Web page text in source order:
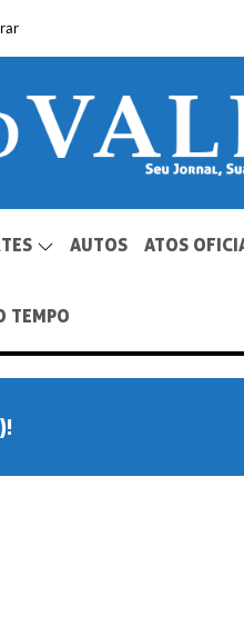
AUTOS ATOS
TEMPO